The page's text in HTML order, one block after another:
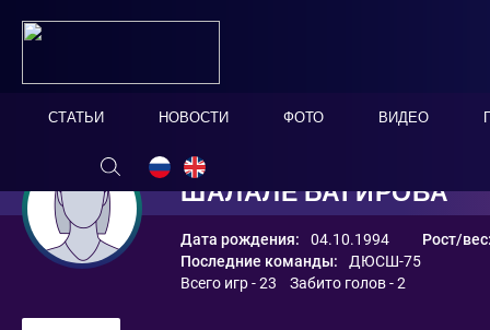
СТАТЬИ НОВОСТИ ФОТО ВИДЕО
ШАЛАЛЕ БАГИРОВА
Дата рождения: 04.10.1994
Рост/
Последние команды:
ДЮСШ-75
Всего игр - 23 Забито голов - 2